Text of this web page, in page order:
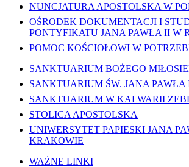
NUNCJATURA APOSTOLSKA W
OŚRODEK DOKUMENTACJI I
PONTYFIKATU JANA PAWŁA II W
POMOC KOŚCIOŁOWI W
SANKTUARIUM BOŻEGO
SANKTUARIUM ŚW. JANA PAWŁA
SANKTUARIUM W KALWARII
STOLICA APOSTOLSKA
UNIWERSYTET PAPIESKI JANA
KRAKOWIE
WAŻNE LINKI